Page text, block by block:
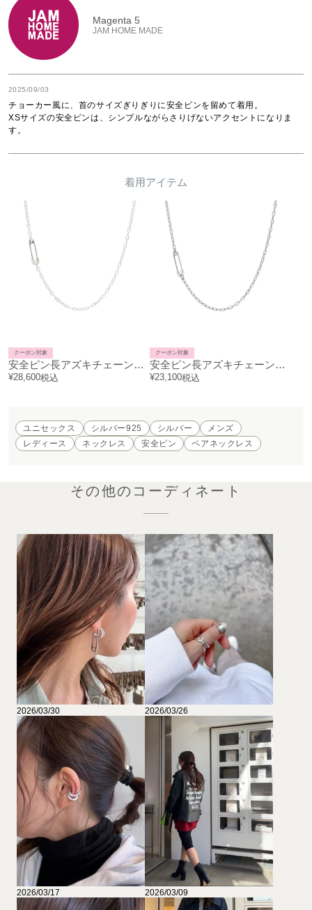
Magenta 5
JAM HOME MADE
2025/09/03
チョーカー風に、首のサイズぎりぎりに安全ピンを留めて着用。
XSサイズの安全ピンは、シンプルながらさりげないアクセントになりま
す。
着用アイテム
安全ピン長アズキチェーンダイヤモンドネックレスXS-シルバー（鏡面仕上）
クーポン対象
¥28,600税込
安全ピン長アズキチェーンダイヤモンドネックレスXS-シルバー（燻加工）
クーポン対象
¥23,100税込
ユニセックス シルバー925 シルバー
メンズ
レディース
ネックレス 安全ピン ペアネックレス
その他のコーディネート
2026/03/30 2026/03/26
2026/03/17 2026/03/09